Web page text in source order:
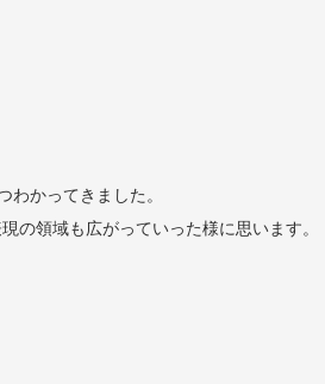
かってきました。
の領域も広がっていった様に思います。